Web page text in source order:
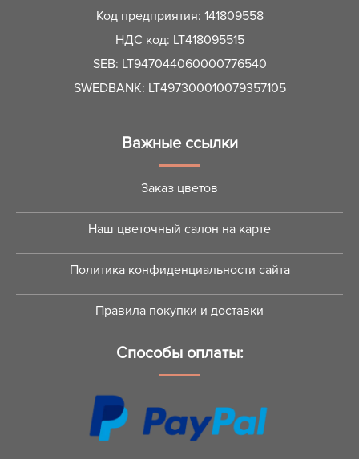
Код предприятия: 141809558
НДС код: LT418095515
SEB: LT947044060000776540
SWEDBANK: LT497300010079357105
Важные ссылки
Заказ цветов
Наш цветочный салон на карте
Политика конфиденциальности сайта
Правила покупки и доставки
Способы оплаты: